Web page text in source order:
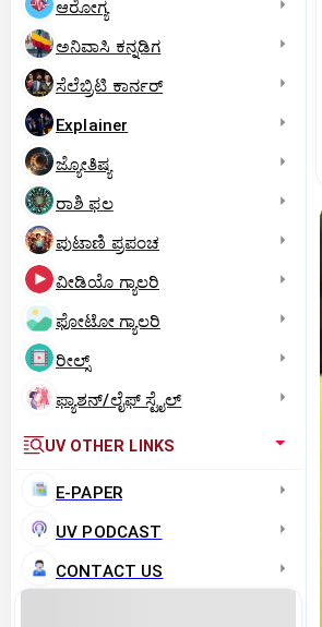
ಆರೋಗ್ಯ
ಅನಿವಾಸಿ ಕನ್ನಡಿಗ
ಸೆಲೆಬ್ರಿಟಿ ಕಾರ್ನರ್‌
Explainer
ಜ್ಯೋತಿಷ್ಯ
ರಾಶಿ ಫಲ
ಪುಟಾಣಿ ಪ್ರಪಂಚ
ವೀಡಿಯೊ ಗ್ಯಾಲರಿ
ಫೋಟೋ ಗ್ಯಾಲರಿ
ರೀಲ್ಸ್
ಫ್ಯಾಶನ್/ಲೈಫ್‌ ಸ್ಟೈಲ್
UV OTHER LINKS
E-PAPER
UV PODCAST
CONTACT US